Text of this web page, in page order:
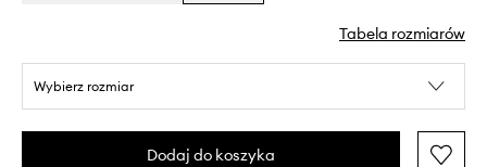
Tabela rozmiarów
Wybierz rozmiar
Dodaj do koszyka